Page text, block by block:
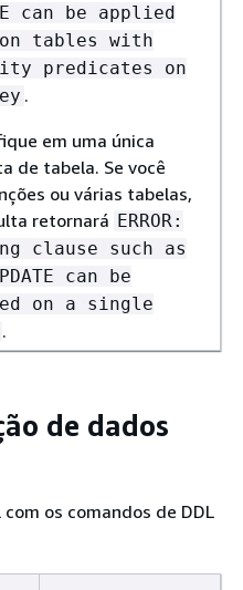
can be applied
tables with
predicates on
.
em uma única
de tabela. Se você
ou várias tabelas,
retornará ERROR:
clause such as
can be
on a single
.
de dados
os comandos de DDL